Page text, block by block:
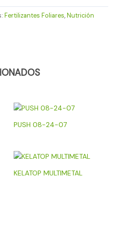
Fertilizantes Foliares, Nutrición
PUSH 08-24-07
KELATOP MULTIMETAL